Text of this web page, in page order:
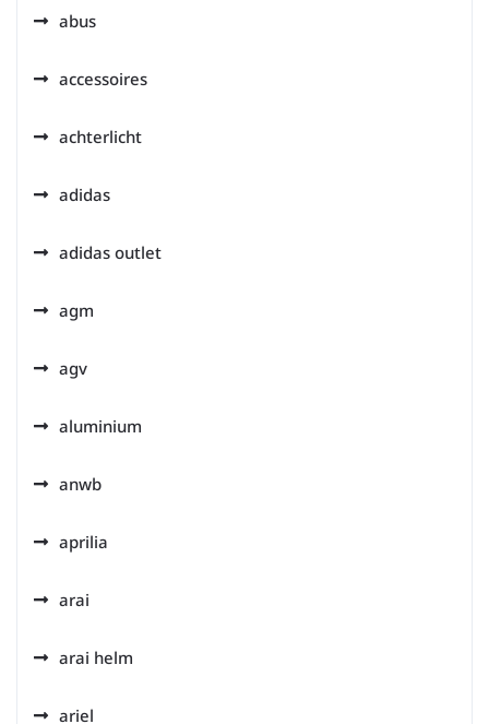
abus
accessoires
achterlicht
adidas
adidas outlet
agm
agv
aluminium
anwb
aprilia
arai
arai helm
ariel